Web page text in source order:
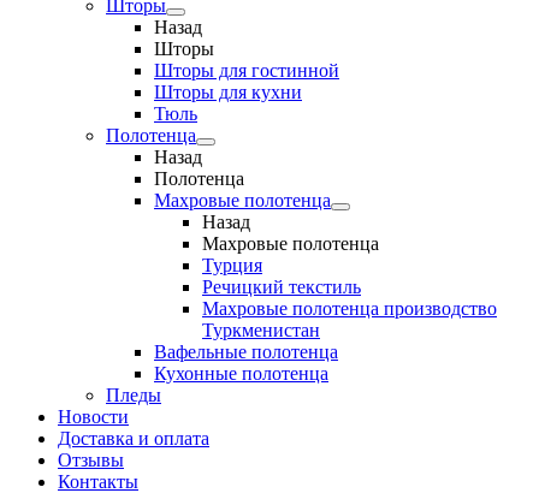
Шторы
Назад
Шторы
Шторы для гостинной
Шторы для кухни
Тюль
Полотенца
Назад
Полотенца
Махровые полотенца
Назад
Махровые полотенца
Турция
Речицкий текстиль
Махровые полотенца производство
Туркменистан
Вафельные полотенца
Кухонные полотенца
Пледы
Новости
Доставка и оплата
Отзывы
Контакты